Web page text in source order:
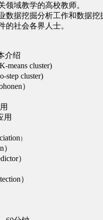
领域教学的高校教师。
数据挖掘分析工作和数据挖
的社会各界人士。
介绍
means cluster)
step cluster)
）
用
）
）
）
）